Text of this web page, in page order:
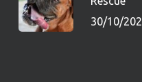
30/10/